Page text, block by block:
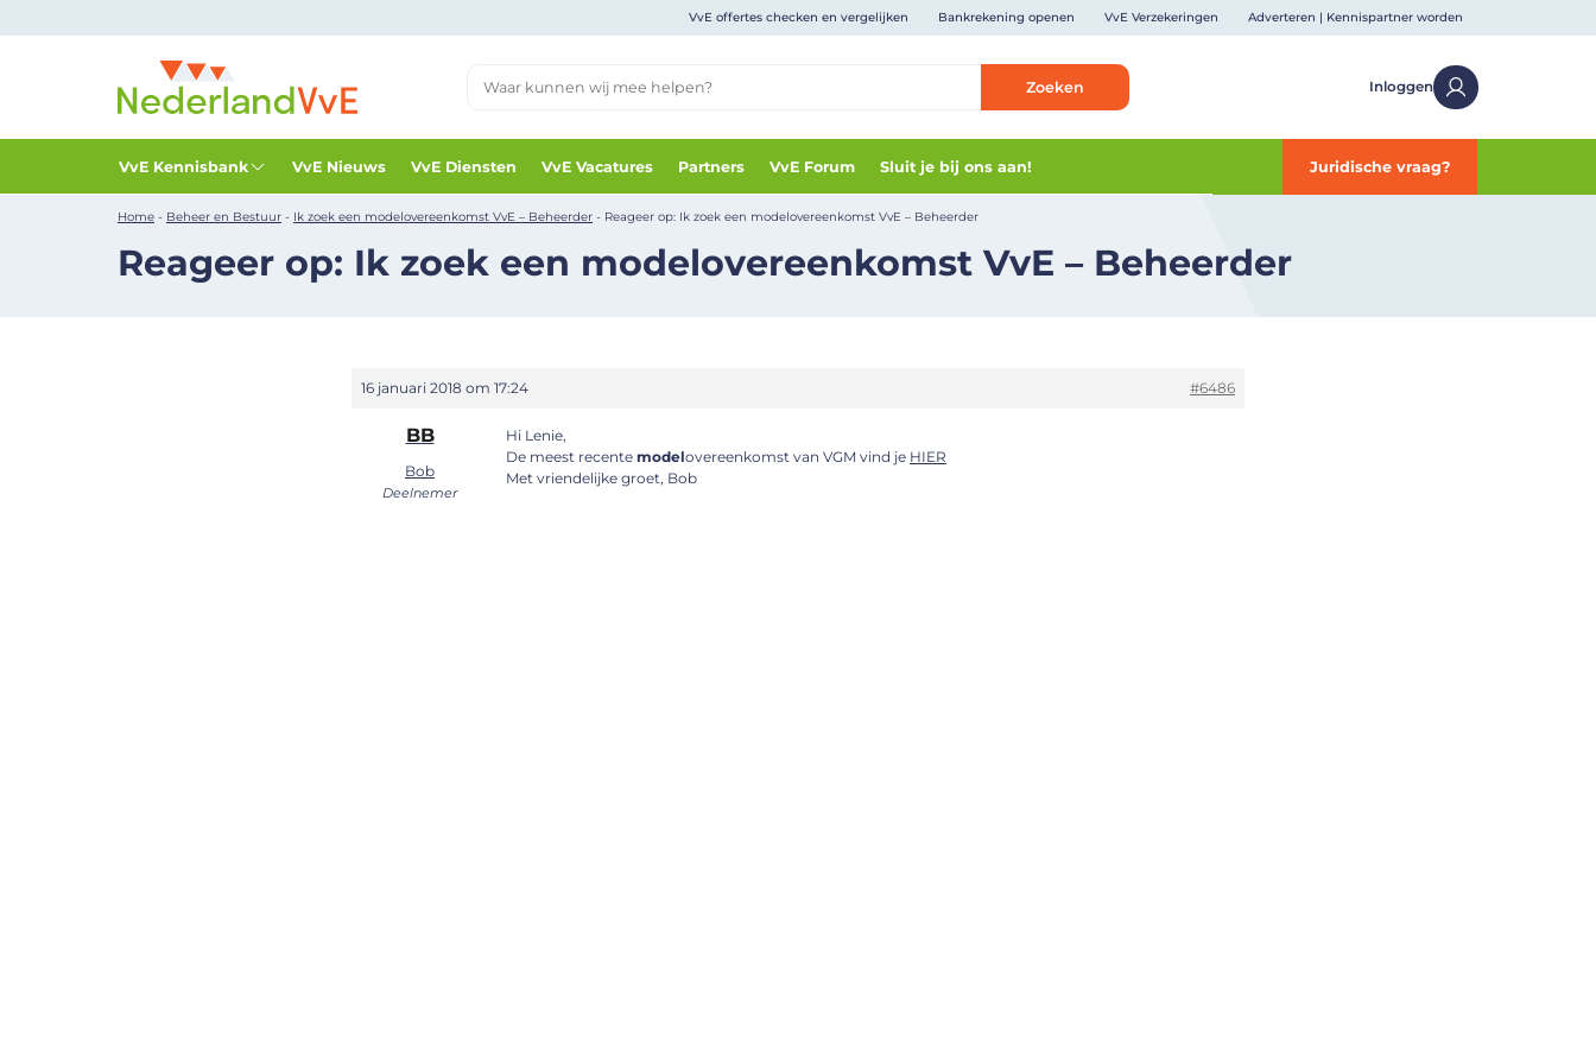
VvE offertes checken en vergelijken Bankrekening openen VvE Verzekeringen Adverteren | Kennispartner worden
Zoeken Inloggen
VvE Kennisbank VvE Nieuws VvE Diensten VvE Vacatures Partners VvE Forum Sluit je bij ons aan! Juridische vraag?
Home - Beheer en Bestuur - Ik zoek een modelovereenkomst VvE – Beheerder - Reageer op: Ik zoek een modelovereenkomst VvE – Beheerder
Reageer op: Ik zoek een modelovereenkomst VvE – Beheerder
16 januari 2018 om 17:24 #6486
BB
Bob
Deelnemer
Hi Lenie,
De meest recente modelovereenkomst van VGM vind je HIER
Met vriendelijke groet, Bob